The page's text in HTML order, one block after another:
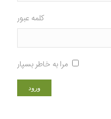
کلمه عبور
مرا به خاطر بسپار